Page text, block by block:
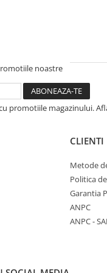
noastre
promotiile magazinului.
CLIENTI
Metode
Politica
Garantia
ANPC
ANPC -